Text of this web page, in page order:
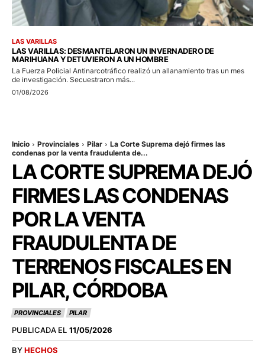
LAS VARILLAS
LAS VARILLAS: DESMANTELARON UN INVERNADERO DE
MARIHUANA Y DETUVIERON A UN HOMBRE
La Fuerza Policial Antinarcotráfico realizó un allanamiento tras un mes
de investigación. Secuestraron más...
01/08/2026